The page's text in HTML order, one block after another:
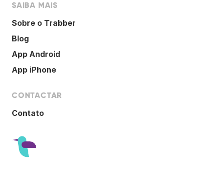
SAIBA MAIS
Sobre o Trabber
Blog
App Android
App iPhone
CONTACTAR
Contato